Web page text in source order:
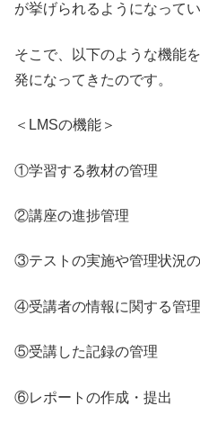
が挙げられるようになってい
そこで、以下のような機能
発になってきたのです。
＜ LMSの機能＞
①学習する教材の管理
②講座の進捗管理
③テストの実施や管理状況
④受講者の情報に関する管理
⑤受講した記録の管理
⑥レポートの作成・提出